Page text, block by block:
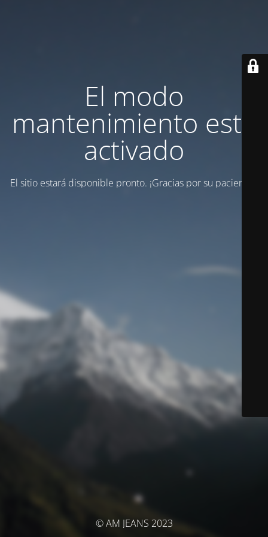
El modo
mantenimiento está
activado
El sitio estará disponible pronto. ¡Gracias por su paciencia!
© AM JEANS 2023